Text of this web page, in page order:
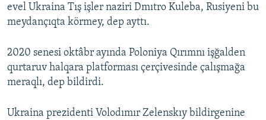
evel Ukraina Tış işler naziri Dmıtro Kuleba, Rusiyeni bu
meydançıqta körmey, dep ayttı.
2020 senesi oktâbr ayında Poloniya Qırımnı işğalden
qurtaruv halqara platforması çerçivesinde çalışmağa
meraqlı, dep bildirdi.
Ukraina prezidenti Volodımır Zelenskıy bildirgenine